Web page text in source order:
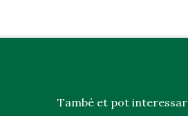
També et pot interessar